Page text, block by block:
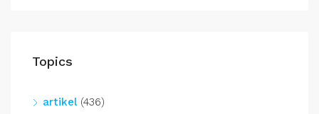
Topics
artikel(436)